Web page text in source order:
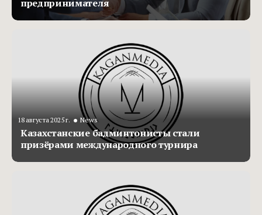
предпринимателя
18 августа 2025 г. • News
Казахстанские бадминтонисты стали
призёрами международного турнира